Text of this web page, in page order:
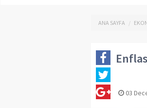
ANA SAYFA
03